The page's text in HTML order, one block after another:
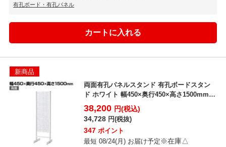
有孔ボード・有孔パネル
新商品
両面有孔パネルスタンド 有孔ボードスタン
ド ホワイト 幅450×奥行450×高さ1500mm
穴あき...
38,200 円(税込)
34,728 円(税抜)
347 ポイント
最短 08/24(月) お届け予定 ※在庫△